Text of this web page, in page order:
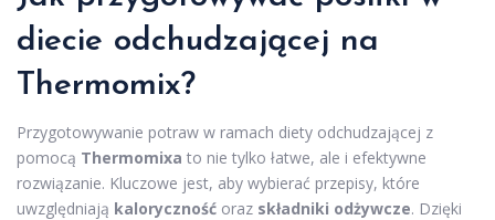
diecie odchudzającej na
Thermomix?
Przygotowywanie potraw w ramach diety odchudzającej z
pomocą Thermomixa to nie tylko łatwe, ale i efektywne
rozwiązanie. Kluczowe jest, aby wybierać przepisy, które
uwzględniają kaloryczność oraz składniki odżywcze. Dzięki